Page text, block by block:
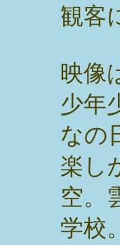
観客
映像
少年
なの
楽し
空。
学校